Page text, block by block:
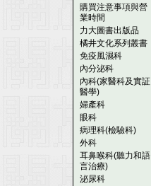
購買注意事項與營
業時間
力大圖書出版品
橘井文化系列叢書
免疫風濕科
內分泌科
內科(家醫科及實証
醫學)
婦產科
眼科
病理科(檢驗科)
外科
耳鼻喉科(聽力和語
言治療)
泌尿科